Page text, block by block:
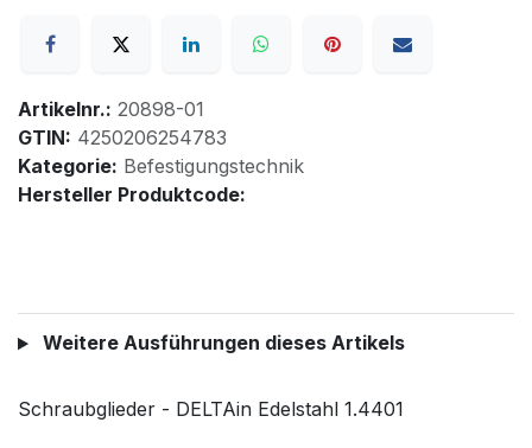
Artikelnr.: 20898-01
GTIN: 4250206254783
Kategorie: Befestigungstechnik
Hersteller Produktcode:
Weitere Ausführungen dieses Artikels
Schraubglieder - DELTAin Edelstahl 1.4401